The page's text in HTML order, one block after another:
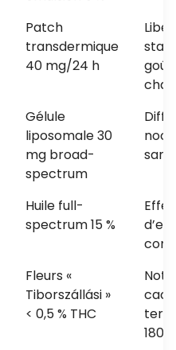
Patch
transdermique
40 mg/24 h
goût
Gélule
liposomale 30
mg broad-
spectrum
Huile full-
spectrum 15 %
Effet
Fleurs «
Tiborszállási »
< 0,5 % THC
Note
180